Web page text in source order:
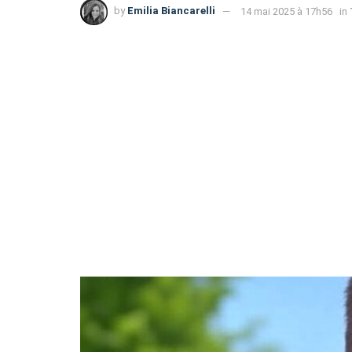
by Emilia Biancarelli 14 mai 2025 à 17h56 in